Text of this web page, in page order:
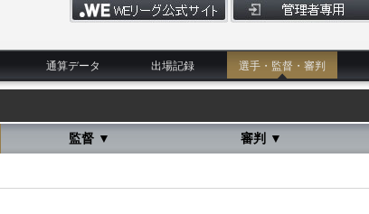
通算データ 出場記録 選手・監督・審判
監督 ▼ 審判 ▼